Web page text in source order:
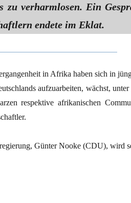
zu verharmlosen. Ein
endete im Eklat.
in Afrika haben sich in
aufzuarbeiten, wächst, unter
respektive afrikanischen
Günter Nooke (CDU), wird